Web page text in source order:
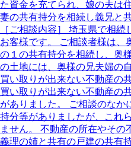
た資金を充てられ、娘の夫は
妻の共有持分を相続し義兄と
［ご相談内容］ 埼玉県で相
お客様です。 ご相談者様は、
の１の共有持分を相続し、奥
の土地には、奥様の兄夫婦の
買い取りが出来ない不動産の
買い取りが出来ない不動産の
がありました。 ご相談のなか
持分等がありましたが、これ
ません。 不動産の所在やその
義理の姉と共有の戸建の共有